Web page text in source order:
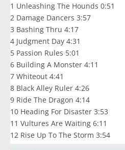
1 Unleashing The Hounds 0:51
2 Damage Dancers 3:57
3 Bashing Thru 4:17
4 Judgment Day 4:31
5 Passion Rules 5:01
6 Building A Monster 4:11
7 Whiteout 4:41
8 Black Alley Ruler 4:26
9 Ride The Dragon 4:14
10 Heading For Disaster 3:53
11 Vultures Are Waiting 6:11
12 Rise Up To The Storm 3:54